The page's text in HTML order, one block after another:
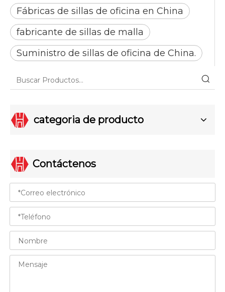
Fábricas de sillas de oficina en China
fabricante de sillas de malla
Suministro de sillas de oficina de China.
categoria de producto
Contáctenos